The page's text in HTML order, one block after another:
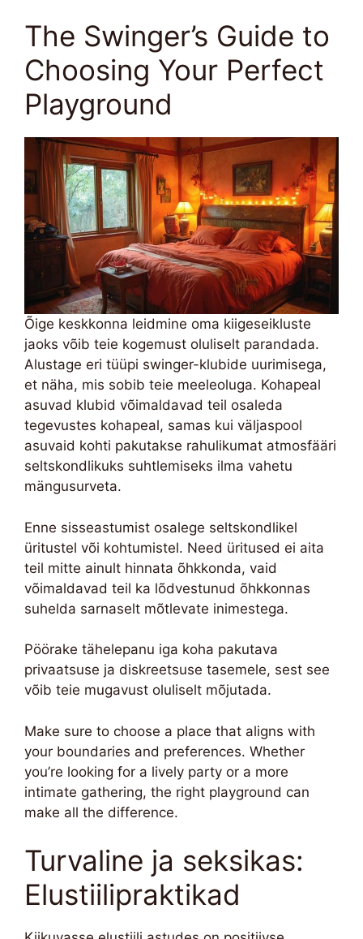
The Swinger’s Guide to
Choosing Your Perfect
Playground
Õige keskkonna leidmine oma kiigeseikluste
jaoks võib teie kogemust oluliselt parandada.
Alustage eri tüüpi swinger-klubide uurimisega,
et näha, mis sobib teie meeleoluga. Kohapeal
asuvad klubid võimaldavad teil osaleda
tegevustes kohapeal, samas kui väljaspool
asuvaid kohti pakutakse rahulikumat atmosfääri
seltskondlikuks suhtlemiseks ilma vahetu
mängusurveta.
Enne sisseastumist osalege seltskondlikel
üritustel või kohtumistel. Need üritused ei aita
teil mitte ainult hinnata õhkkonda, vaid
võimaldavad teil ka lõdvestunud õhkkonnas
suhelda sarnaselt mõtlevate inimestega.
Pöörake tähelepanu iga koha pakutava
privaatsuse ja diskreetsuse tasemele, sest see
võib teie mugavust oluliselt mõjutada.
Make sure to choose a place that aligns with
your boundaries and preferences. Whether
you’re looking for a lively party or a more
intimate gathering, the right playground can
make all the difference.
Turvaline ja seksikas:
Elustiilipraktikad